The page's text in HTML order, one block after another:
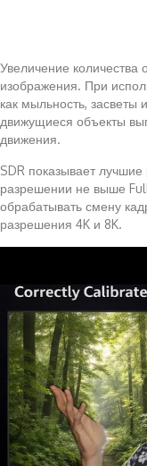
Увеличение количества
изображения. При
как мыльность,
движущиеся объекты
движения.
SDR показывает
разрешении не выше
обрабатывать смену
разрешения 4K и 8K.